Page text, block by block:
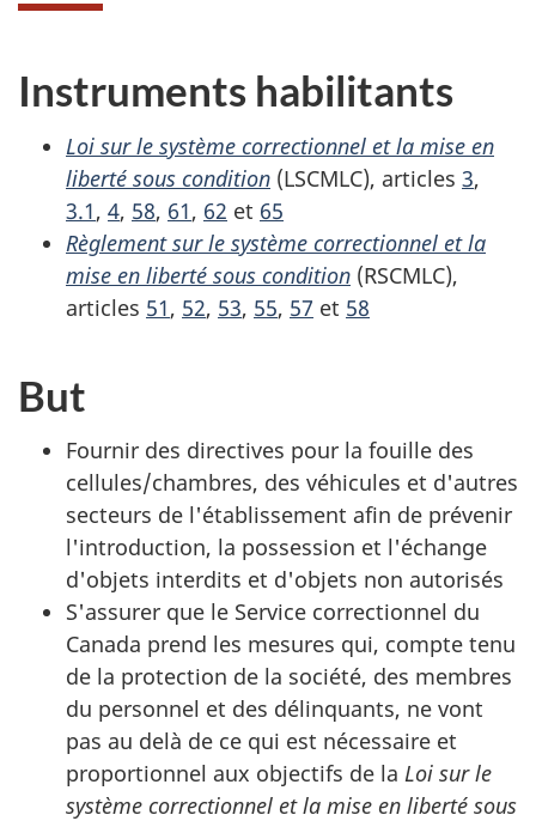
Instruments habilitants
Loi sur le système correctionnel et la mise en
liberté sous condition (LSCMLC), articles 3,
3.1, 4, 58, 61, 62 et 65
Règlement sur le système correctionnel et la
mise en liberté sous condition (RSCMLC),
articles 51, 52, 53, 55, 57 et 58
But
Fournir des directives pour la fouille des
cellules/chambres, des véhicules et d'autres
secteurs de l'établissement afin de prévenir
l'introduction, la possession et l'échange
d'objets interdits et d'objets non autorisés
S'assurer que le Service correctionnel du
Canada prend les mesures qui, compte tenu
de la protection de la société, des membres
du personnel et des délinquants, ne vont
pas au delà de ce qui est nécessaire et
proportionnel aux objectifs de la Loi sur le
système correctionnel et la mise en liberté sous